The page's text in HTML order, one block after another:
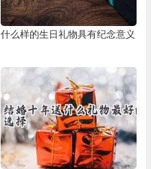
什么样的生日礼物具有纪念意义